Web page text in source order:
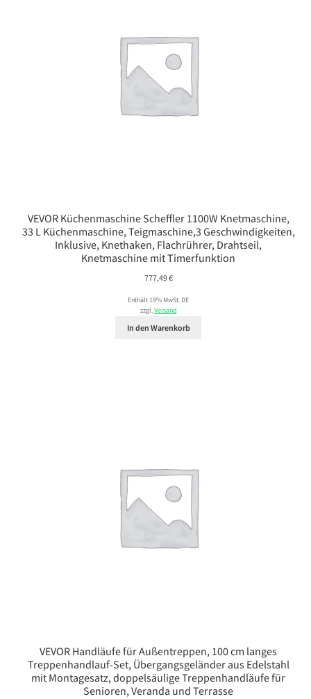
VEVOR Küchenmaschine Scheffler 1100W Knetmaschine,
33 L Küchenmaschine, Teigmaschine,3 Geschwindigkeiten,
Inklusive, Knethaken, Flachrührer, Drahtseil,
Knetmaschine mit Timerfunktion
777,49€
Enthält 19% MwSt. DE
zzgl.Versand
In den Warenkorb
VEVOR Handläufe für Außentreppen, 100 cm langes
Treppenhandlauf-Set, Übergangsgeländer aus Edelstahl
mit Montagesatz, doppelsäulige Treppenhandläufe für
Senioren, Veranda und Terrasse